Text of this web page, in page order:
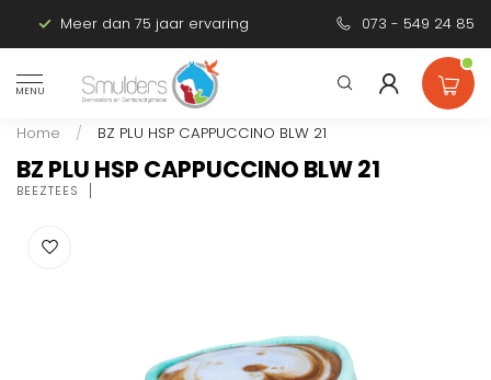
Meer dan 75 jaar ervaring Persoonlijk
073 - 549 24 85
MENU
Home / BZ PLU HSP CAPPUCCINO BLW 21
BZ PLU HSP CAPPUCCINO BLW 21
BEEZTEES